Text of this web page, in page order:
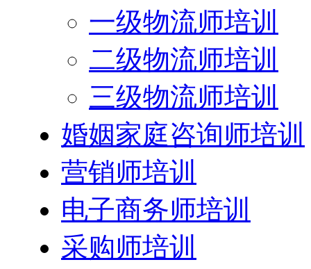
一级物流师培训
二级物流师培训
三级物流师培训
婚姻家庭咨询师培训
营销师培训
电子商务师培训
采购师培训